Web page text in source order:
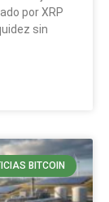
por XRP
sin
BITCOIN